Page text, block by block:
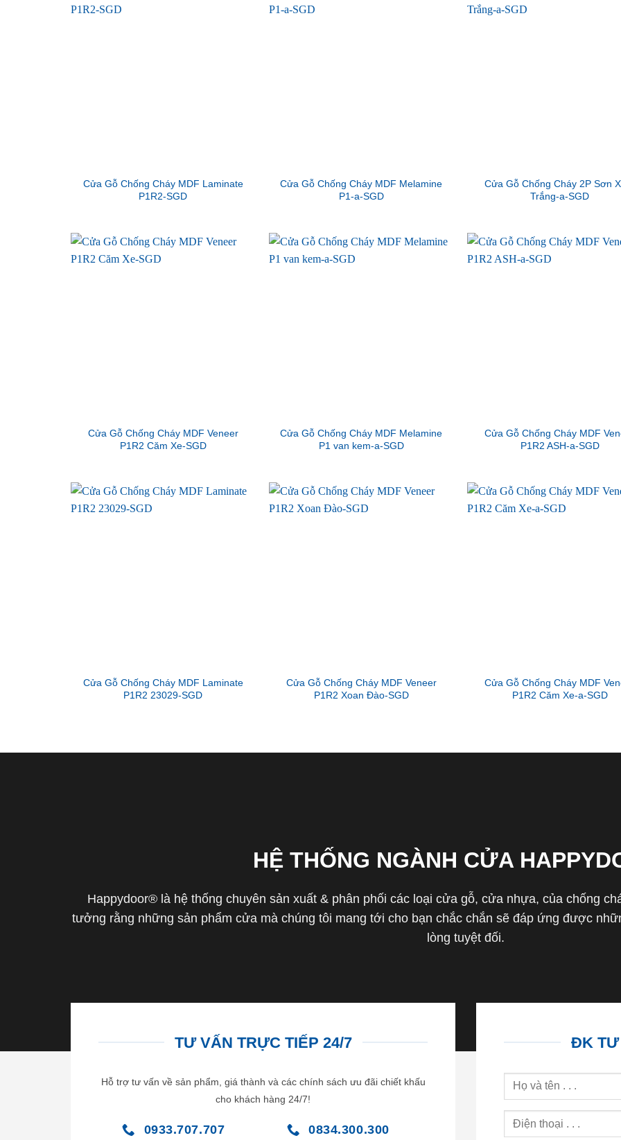
Cửa Gỗ Chống Cháy MDF Laminate
P1R2-SGD
Cửa Gỗ Chống Cháy MDF Melamine
P1-a-SGD
Cửa Gỗ Chống Cháy 2P Sơn
Trắng-a-SGD
Cửa Gỗ Chống Cháy MDF Veneer
P1R2 Căm Xe-SGD
Cửa Gỗ Chống Cháy MDF Melamine
P1 van kem-a-SGD
Cửa Gỗ Chống Cháy MDF
P1R2 ASH-a-SGD
Cửa Gỗ Chống Cháy MDF Laminate
P1R2 23029-SGD
Cửa Gỗ Chống Cháy MDF Veneer
P1R2 Xoan Đào-SGD
Cửa Gỗ Chống Cháy MDF
P1R2 Căm Xe-a-SGD
HỆ THỐNG NGÀNH CỬA
Happydoor® là hệ thống chuyên sản xuất & phân phối các loại cửa gỗ, cửa nhựa, của chống
tưởng rằng những sản phẩm cửa mà chúng tôi mang tới cho bạn chắc chắn sẽ đáp ứng được
lòng tuyệt đối.
TƯ VẤN TRỰC TIẾP 24/7
Hỗ trợ tư vấn về sản phẩm, giá thành và các chính sách ưu đãi chiết khấu
cho khách hàng 24/7!
0933.707.707 0834.300.300
ĐK TƯ